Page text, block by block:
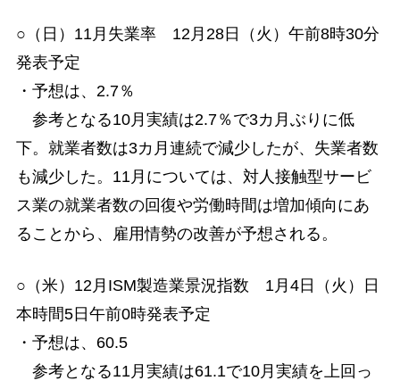
○（日）11月失業率 12月28日（火）午前8時30分
発表予定
・予想は、2.7％
参考となる10月実績は2.7％で3カ月ぶりに低
下。就業者数は3カ月連続で減少したが、失業者数
も減少した。11月については、対人接触型サービ
ス業の就業者数の回復や労働時間は増加傾向にあ
ることから、雇用情勢の改善が予想される。
○（米）12月ISM製造業景況指数 1月4日（火）日
本時間5日午前0時発表予定
・予想は、60.5
参考となる11月実績は61.1で10月実績を上回っ